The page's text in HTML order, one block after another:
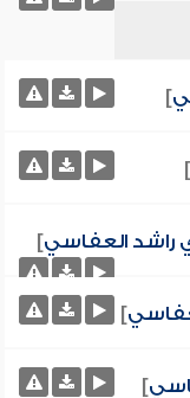
]
]
راشد العفاسي]
]
]